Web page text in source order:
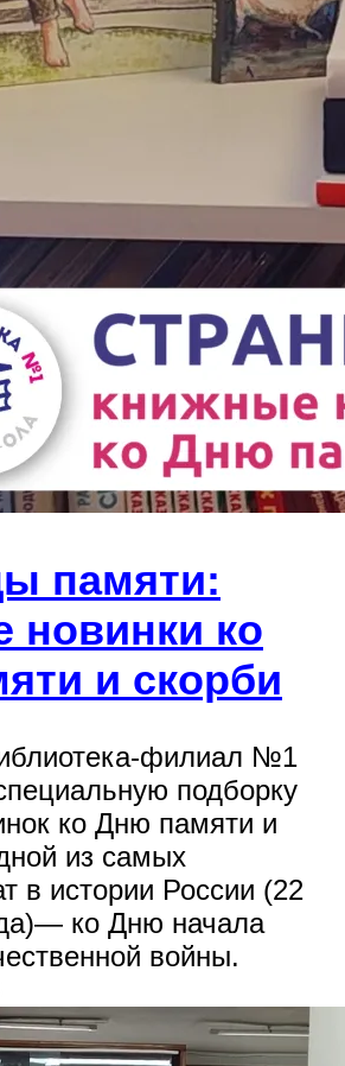
памяти:
новинки ко
и скорби
филиал №1
подборку
ко Дню памяти и
из самых
в истории России (22
ко Дню начала
войны.